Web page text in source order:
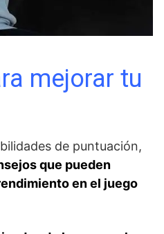
mejorar tu
de puntuación,
que pueden
en el juego